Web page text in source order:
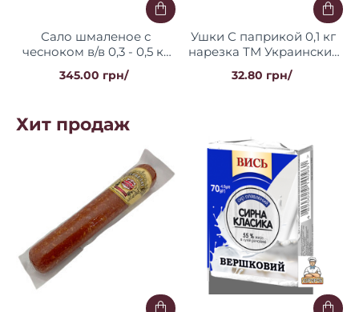
Сало шмаленое с
чесноком в/в 0,3 - 0,5 кг
ТМ Украинские
деликатесы
345.00 грн/
Ушки С паприкой 0,1 кг
нарезка ТМ Украинские
деликатесы
32.80 грн/
Хит продаж